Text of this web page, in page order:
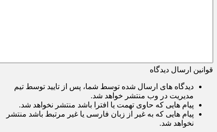
قوانین ارسال دیدگاه
دیدگاه های ارسال شده توسط شما، پس از تایید توسط تیم
مدیریت در وب منتشر خواهد شد.
پیام هایی که حاوی تهمت یا افترا باشد منتشر نخواهد شد.
پیام هایی که به غیر از زبان فارسی یا غیر مرتبط باشد منتشر
نخواهد شد.